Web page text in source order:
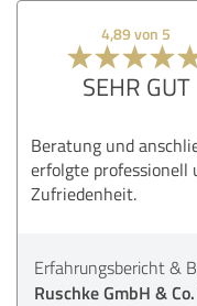
4,89 von 5
SEHR GUT
Beratung und
erfolgte professionell
Zufriedenheit.
Erfahrungsbericht &
Ruschke GmbH & Co.